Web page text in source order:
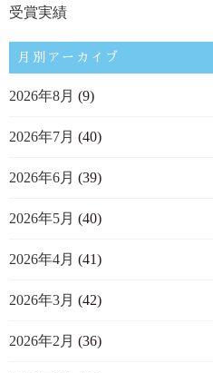
受賞実績
月別アーカイブ
2026年8月 (9)
2026年7月 (40)
2026年6月 (39)
2026年5月 (40)
2026年4月 (41)
2026年3月 (42)
2026年2月 (36)